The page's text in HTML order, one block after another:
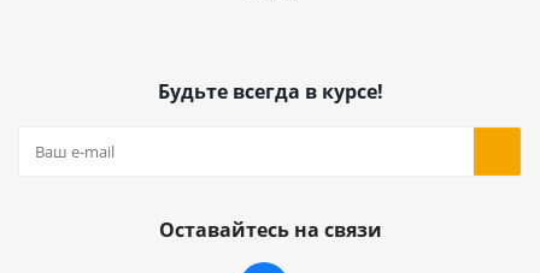
Будьте всегда в курсе!
Оставайтесь на связи